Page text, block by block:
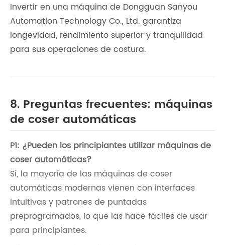
Invertir en una máquina de Dongguan Sanyou
Automation Technology Co., Ltd. garantiza
longevidad, rendimiento superior y tranquilidad
para sus operaciones de costura.
8. Preguntas frecuentes: máquinas
de coser automáticas
P1: ¿Pueden los principiantes utilizar máquinas de
coser automáticas?
Sí, la mayoría de las máquinas de coser
automáticas modernas vienen con interfaces
intuitivas y patrones de puntadas
preprogramados, lo que las hace fáciles de usar
para principiantes.